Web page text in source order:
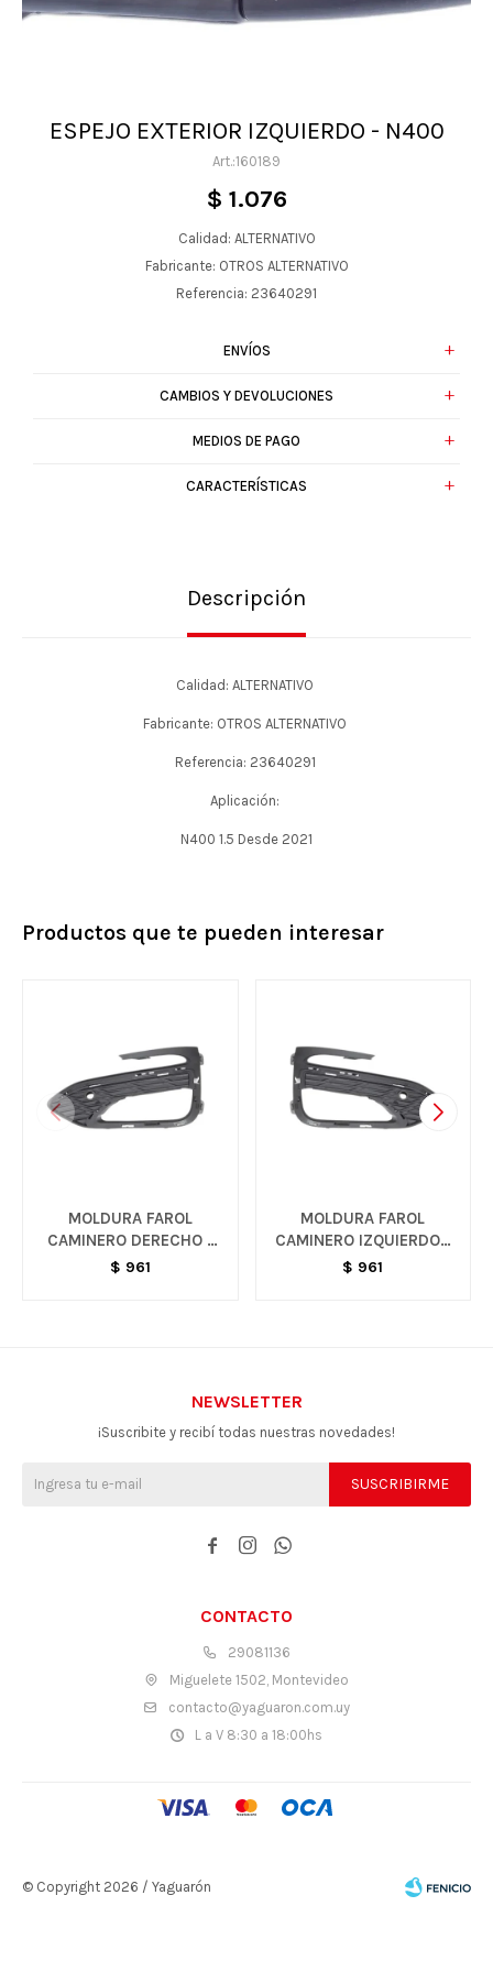
ESPEJO EXTERIOR IZQUIERDO - N400
160189
$ 1.076
Calidad: ALTERNATIVO
Fabricante: OTROS ALTERNATIVO
Referencia: 23640291
ENVÍOS
CAMBIOS Y DEVOLUCIONES
MEDIOS DE PAGO
CARACTERÍSTICAS
Descripción
Calidad: ALTERNATIVO
Fabricante: OTROS ALTERNATIVO
Referencia: 23640291
Aplicación:
N400 1.5 Desde 2021
Productos que te pueden interesar
MOLDURA FAROL
CAMINERO DERECHO -
CRUZE
$ 961
MOLDURA FAROL
CAMINERO IZQUIERDO -
CRUZE
$ 961
CONTACTO
29081136
Miguelete 1502, Montevideo
contacto@yaguaron.com.uy
L a V 8:30 a 18:00hs
NEWSLETTER
¡Suscribite y recibí todas nuestras novedades!
SUSCRIBIRME
  
© Copyright 2026 / Yaguarón